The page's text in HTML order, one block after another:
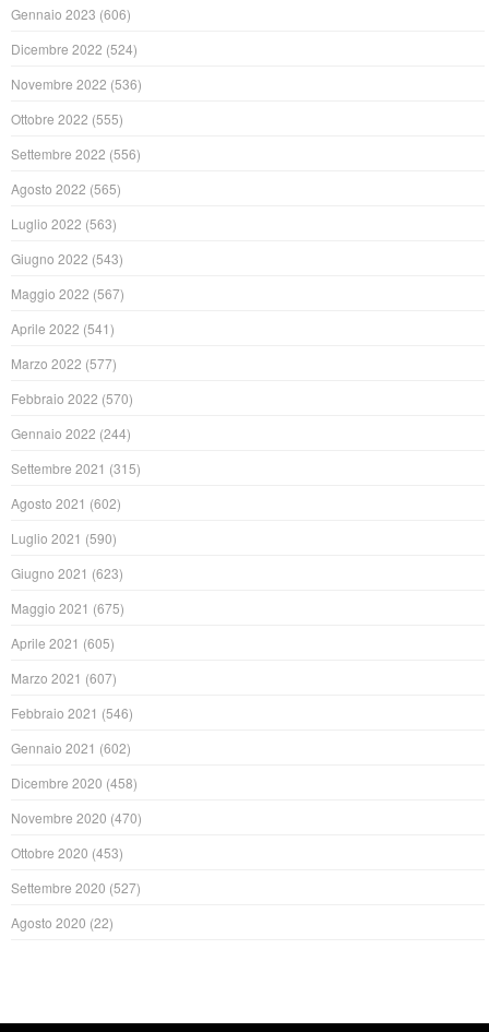
Gennaio 2023 (606)
Dicembre 2022 (524)
Novembre 2022 (536)
Ottobre 2022 (555)
Settembre 2022 (556)
Agosto 2022 (565)
Luglio 2022 (563)
Giugno 2022 (543)
Maggio 2022 (567)
Aprile 2022 (541)
Marzo 2022 (577)
Febbraio 2022 (570)
Gennaio 2022 (244)
Settembre 2021 (315)
Agosto 2021 (602)
Luglio 2021 (590)
Giugno 2021 (623)
Maggio 2021 (675)
Aprile 2021 (605)
Marzo 2021 (607)
Febbraio 2021 (546)
Gennaio 2021 (602)
Dicembre 2020 (458)
Novembre 2020 (470)
Ottobre 2020 (453)
Settembre 2020 (527)
Agosto 2020 (22)